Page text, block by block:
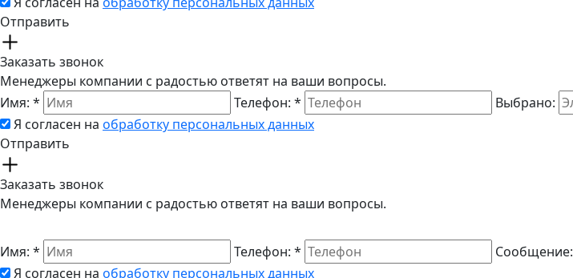
Отправить
Заказать звонок
Менеджеры компании с радостью ответят на ваши вопросы.
Имя: * Телефон: *
Выбрано:
Я согласен на обработку персональных данных
Отправить
Заказать звонок
Менеджеры компании с радостью ответят на ваши вопросы.
Имя: * Телефон: *
Сообщение:
Я согласен на обработку персональных данных